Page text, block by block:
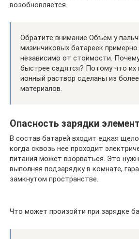
возобновляется.
Обратите внимание Объём у
мизинчиковых батареек
независимо от стоимости.
быстрее садятся? Потому что их
ионный раствор сделаны из
материалов.
Опасность зарядки
В состав батарей входит едкая
когда сквозь нее проходит
питания может взорваться. Это
выполняя подзарядку в комнате,
замкнутом пространстве.
Что может произойти при зарядке